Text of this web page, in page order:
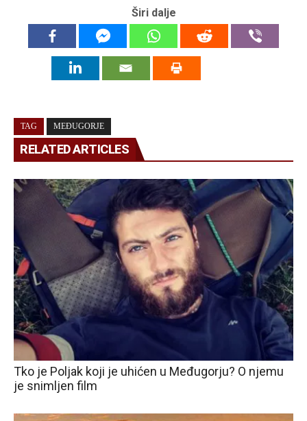
Širi dalje
TAG MEĐUGORJE
RELATED ARTICLES
Tko je Poljak koji je uhićen u Međugorju? O njemu
je snimljen film